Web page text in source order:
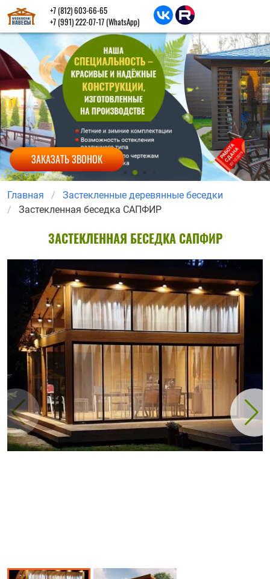
ЗАКАЗАТЬ ЗВОНОК
+7 (812) 603-66-65
+7 (991) 222-07-17 (WhatsApp)
Главная
Застекленные деревянные беседки
Застекленная беседка САПФИР
ЗАСТЕКЛЕННАЯ БЕСЕДКА САПФИР